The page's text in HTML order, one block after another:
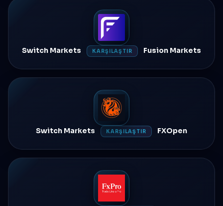
Switch Markets KARŞILAŞTIR Fusion Markets
Switch Markets KARŞILAŞTIR FXOpen